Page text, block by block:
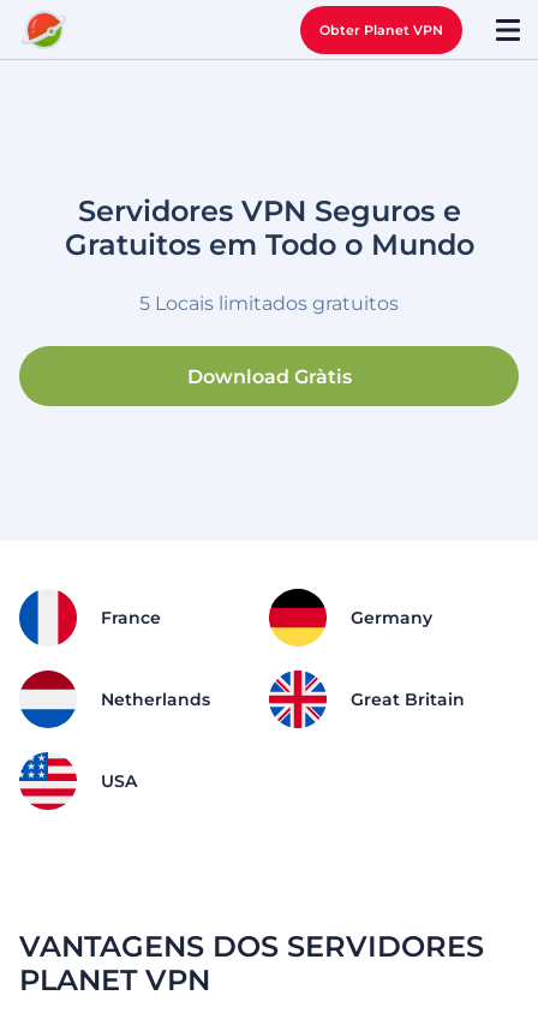
Obter Planet VPN
Servidores VPN Seguros e
Gratuitos em Todo o Mundo
5 Locais limitados gratuitos
Download Gràtis
France Germany
Netherlands Great Britain
USA
VANTAGENS DOS SERVIDORES
PLANET VPN